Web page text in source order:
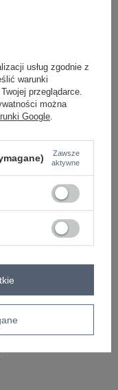
-
- +
CENĘ
usług zgodnie z
warunki
przeglądarce.
można
Google.
Zawsze
aktywne